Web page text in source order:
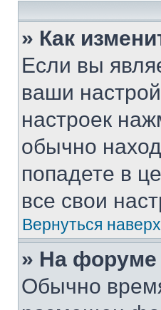
» Как
Если вы
ваши
настроек
обычно
попадете в
все свои
Вернуться наверх
» На форуме
Обычно